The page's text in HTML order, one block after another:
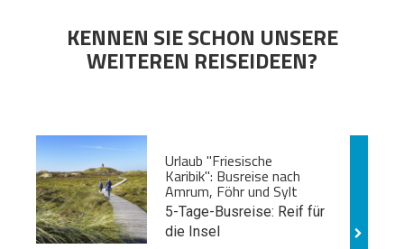
KENNEN SIE SCHON UNSERE
WEITEREN REISEIDEEN?
Urlaub "Friesische
Karibik": Busreise nach
Amrum, Föhr und Sylt
5-Tage-Busreise: Reif für
die Insel